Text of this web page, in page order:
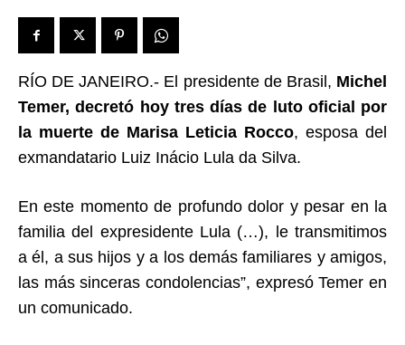
RÍO DE JANEIRO.- El presidente de Brasil, Michel
Temer, decretó hoy tres días de luto oficial por
la muerte de Marisa Leticia Rocco, esposa del
exmandatario Luiz Inácio Lula da Silva.
En este momento de profundo dolor y pesar en la
familia del expresidente Lula (…), le transmitimos
a él, a sus hijos y a los demás familiares y amigos,
las más sinceras condolencias”, expresó Temer en
un comunicado.